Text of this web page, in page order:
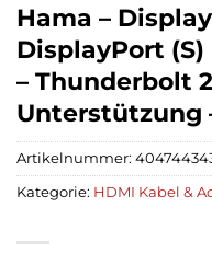
Hama –
DisplayPort (S)
– Thunderbolt
Unterstützung
Artikelnummer:
Kategorie: HDMI Kabel &